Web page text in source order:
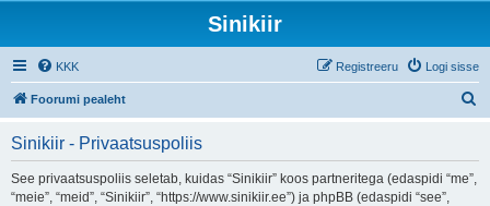
Sinikiir
KKK Logi sisse
Registreeru
Foorumi pealeht
Sinikiir - Privaatsuspoliis
See privaatsuspoliis seletab, kuidas “Sinikiir” koos partneritega (edaspidi “me”,
“meie”, “meid”, “Sinikiir”, “https://www.sinikiir.ee”) ja phpBB (edaspidi “see”,